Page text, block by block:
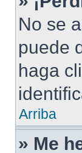
No se
puede
haga
Arriba
» Me